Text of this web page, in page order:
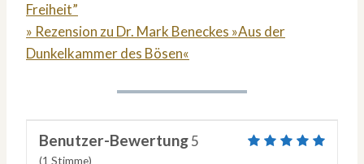
Freiheit”
» Rezension zu Dr. Mark Beneckes »Aus der
Dunkelkammer des Bösen«
Benutzer-Bewertung5
(1 Stimme)